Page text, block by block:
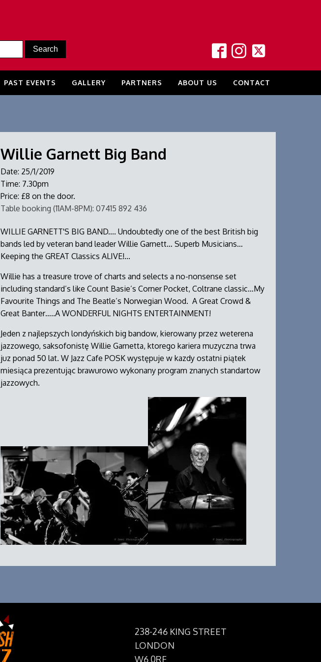
PAST EVENTS GALLERY PARTNERS ABOUT US CONTACT
Willie Garnett Big Band
Date: 25/1/2019
Time: 7.30pm
Price: £8 on the door.
Table booking (11AM-8PM): 07415 892 436
WILLIE GARNETT'S BIG BAND.... Undoubtedly one of the best British big
bands led by veteran band leader Willie Garnett… Superb Musicians…
Keeping the GREAT Classics ALIVE!...
Willie has a treasure trove of charts and selects a no-nonsense set
including standard’s like Count Basie’s Corner Pocket, Coltrane classic…My
Favourite Things and The Beatle’s Norwegian Wood. A Great Crowd &
Great Banter…..A WONDERFUL NIGHTS ENTERTAINMENT!
Jeden z najlepszych londyńskich big bandow, kierowany przez weterena
jazzowego, saksofonistę Willie Garnetta, ktorego kariera muzyczna trwa
juz ponad 50 lat. W Jazz Cafe POSK występuje w kazdy ostatni piątek
miesiąca prezentując brawurowo wykonany program znanych standartow
jazzowych.
238-246 KING STREET
LONDON
W6 0RF